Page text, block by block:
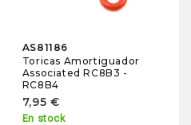
AS81186
Toricas Amortiguador
Associated RC8B3 -
RC8B4
7,95 €
En stock